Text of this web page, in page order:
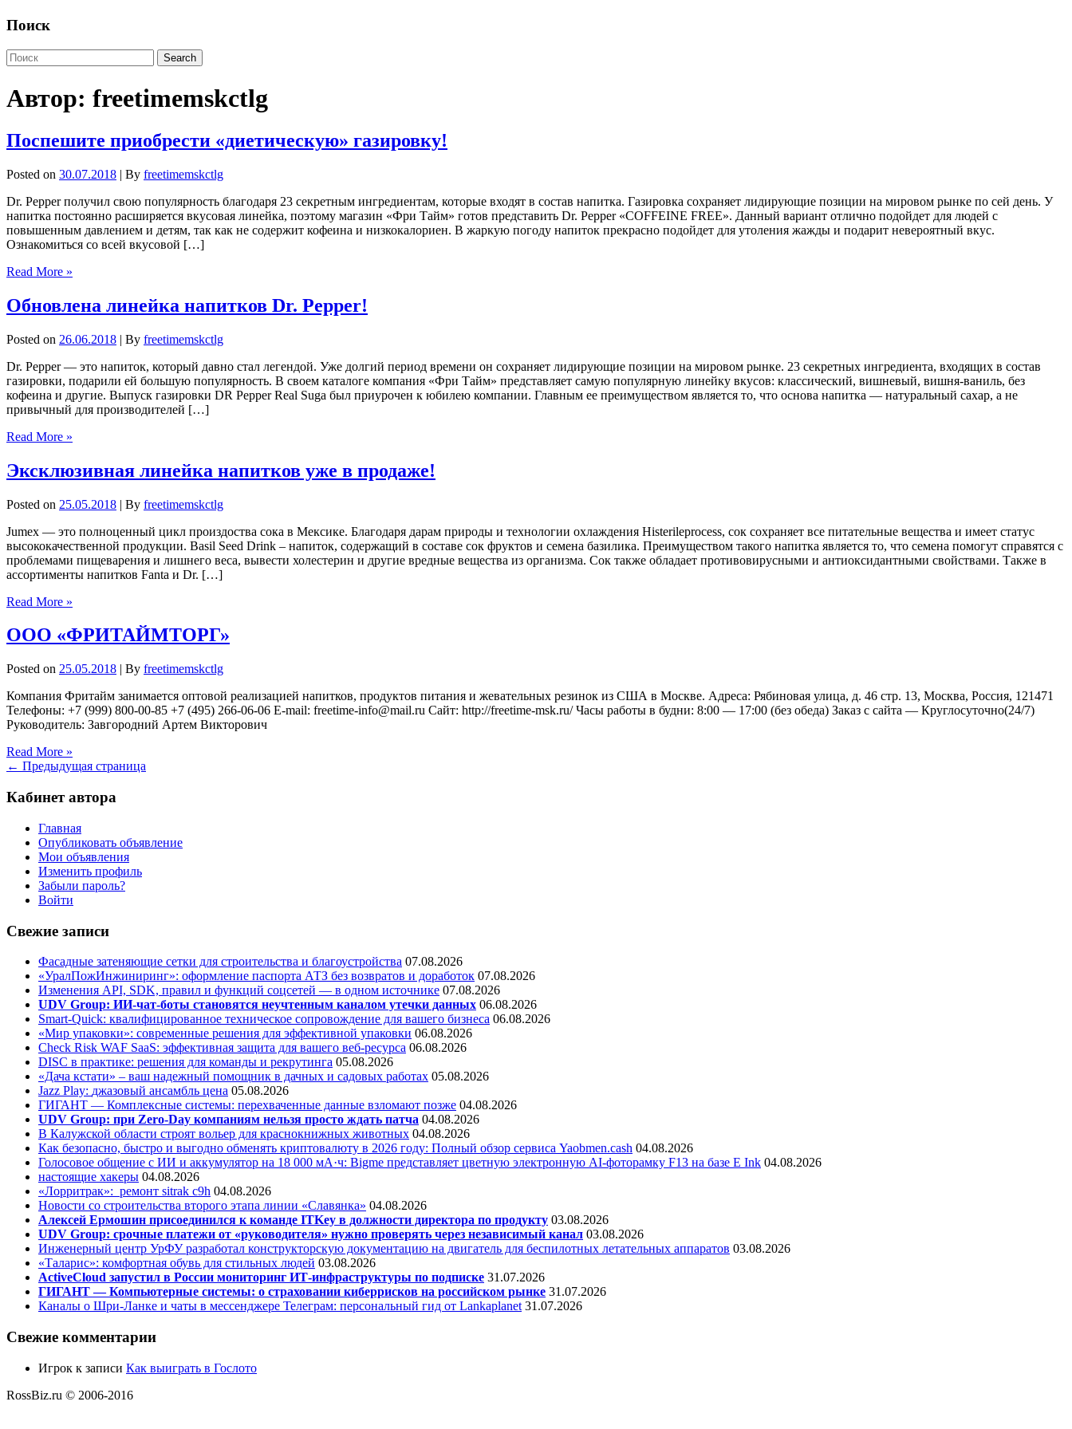
Поиск
Автор: freetimemskctlg
Поспешите приобрести «диетическую» газировку!
Posted on 30.07.2018 | By freetimemskctlg
Dr. Pepper получил свою популярность благодаря 23 секретным ингредиентам, которые входят в состав напитка. Газировка сохраняет лидирующие позиции на мировом рынке по сей день. У
напитка постоянно расширяется вкусовая линейка, поэтому магазин «Фри Тайм» готов представить Dr. Pepper «COFFEINE FREE». Данный вариант отлично подойдет для людей с
повышенным давлением и детям, так как не содержит кофеина и низкокалориен. В жаркую погоду напиток прекрасно подойдет для утоления жажды и подарит невероятный вкус.
Ознакомиться со всей вкусовой […]
Read More »
Обновлена линейка напитков Dr. Pepper!
Posted on 26.06.2018 | By freetimemskctlg
Dr. Pepper — это напиток, который давно стал легендой. Уже долгий период времени он сохраняет лидирующие позиции на мировом рынке. 23 секретных ингредиента, входящих в состав
газировки, подарили ей большую популярность. В своем каталоге компания «Фри Тайм» представляет самую популярную линейку вкусов: классический, вишневый, вишня-ваниль, без
кофеина и другие. Выпуск газировки DR Pepper Real Suga был приурочен к юбилею компании. Главным ее преимуществом является то, что основа напитка — натуральный сахар, а не
привычный для производителей […]
Read More »
Эксклюзивная линейка напитков уже в продаже!
Posted on 25.05.2018 | By freetimemskctlg
Jumex — это полноценный цикл произдоства сока в Мексике. Благодаря дарам природы и технологии охлаждения Histerileprocess, сок сохраняет все питательные вещества и имеет статус
высококачественной продукции. Basil Seed Drink – напиток, содержащий в составе сок фруктов и семена базилика. Преимуществом такого напитка является то, что семена помогут справятся с
проблемами пищеварения и лишнего веса, вывести холестерин и другие вредные вещества из организма. Сок также обладает противовирусными и антиоксидантными свойствами. Также в
ассортименты напитков Fanta и Dr. […]
Read More »
ООО «ФРИТАЙМТОРГ»
Posted on 25.05.2018 | By freetimemskctlg
Компания Фритайм занимается оптовой реализацией напитков, продуктов питания и жевательных резинок из США в Москве. Адреса: Рябиновая улица, д. 46 стр. 13, Москва, Россия, 121471
Телефоны: +7 (999) 800-00-85 +7 (495) 266-06-06 E-mail: freetime-info@mail.ru Сайт: http://freetime-msk.ru/ Часы работы в будни: 8:00 — 17:00 (без обеда) Заказ с сайта — Круглосуточно(24/7)
Руководитель: Завгородний Артем Викторович
Read More »
← Предыдущая страница
Кабинет автора
Главная
Опубликовать объявление
Мои объявления
Изменить профиль
Забыли пароль?
Войти
Свежие записи
Фасадные затеняющие сетки для строительства и благоустройства 07.08.2026
«УралПожИнжиниринг»: оформление паспорта АТЗ без возвратов и доработок 07.08.2026
Изменения API, SDK, правил и функций соцсетей — в одном источнике 07.08.2026
UDV Group: ИИ-чат-боты становятся неучтенным каналом утечки данных 06.08.2026
Smart-Quick: квалифицированное техническое сопровождение для вашего бизнеса 06.08.2026
«Мир упаковки»: современные решения для эффективной упаковки 06.08.2026
Check Risk WAF SaaS: эффективная защита для вашего веб-ресурса 06.08.2026
DISC в практике: решения для команды и рекрутинга 05.08.2026
«Дача кстати» – ваш надежный помощник в дачных и садовых работах 05.08.2026
Jazz Play: джазовый ансамбль цена 05.08.2026
ГИГАНТ — Комплексные системы: перехваченные данные взломают позже 04.08.2026
UDV Group: при Zero-Day компаниям нельзя просто ждать патча 04.08.2026
В Калужской области строят вольер для краснокнижных животных 04.08.2026
Как безопасно, быстро и выгодно обменять криптовалюту в 2026 году: Полный обзор сервиса Yaobmen.cash 04.08.2026
Голосовое общение с ИИ и аккумулятор на 18 000 мА·ч: Bigme представляет цветную электронную AI-фоторамку F13 на базе E Ink 04.08.2026
настоящие хакеры 04.08.2026
«Лорритрак»: ремонт sitrak c9h 04.08.2026
Новости со строительства второго этапа линии «Славянка» 04.08.2026
Алексей Ермошин присоединился к команде ITKey в должности директора по продукту 03.08.2026
UDV Group: срочные платежи от «руководителя» нужно проверять через независимый канал 03.08.2026
Инженерный центр УрФУ разработал конструкторскую документацию на двигатель для беспилотных летательных аппаратов 03.08.2026
«Таларис»: комфортная обувь для стильных людей 03.08.2026
ActiveCloud запустил в России мониторинг ИТ-инфраструктуры по подписке 31.07.2026
ГИГАНТ — Компьютерные системы: о страховании киберрисков на российском рынке 31.07.2026
Каналы о Шри-Ланке и чаты в мессенджере Телеграм: персональный гид от Lankaplanet 31.07.2026
Свежие комментарии
Игрок к записи Как выиграть в Гослото
RossBiz.ru © 2006-2016